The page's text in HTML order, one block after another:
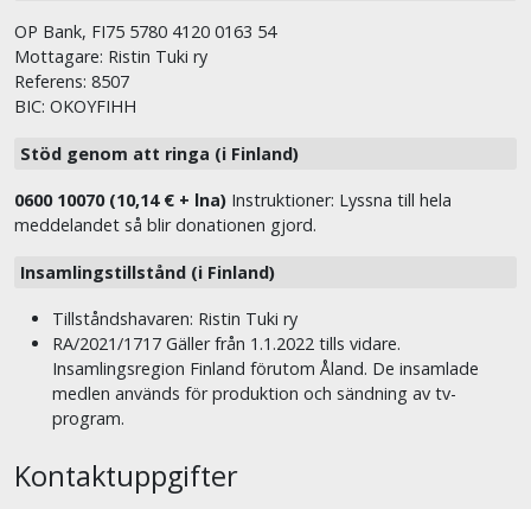
OP Bank, FI75 5780 4120 0163 54
Mottagare: Ristin Tuki ry
Referens: 8507
BIC: OKOYFIHH
Stöd genom att ringa (i Finland)
0600 10070 (10,14 € + lna) Instruktioner: Lyssna till hela
meddelandet så blir donationen gjord.
Insamlingstillstånd (i Finland)
Tillståndshavaren: Ristin Tuki ry
RA/2021/1717 Gäller från 1.1.2022 tills vidare.
Insamlingsregion Finland förutom Åland. De insamlade
medlen används för produktion och sändning av tv-
program.
Kontaktuppgifter